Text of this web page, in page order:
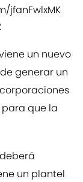
jfanFwlxMK
un nuevo
generar un
que la
un plantel